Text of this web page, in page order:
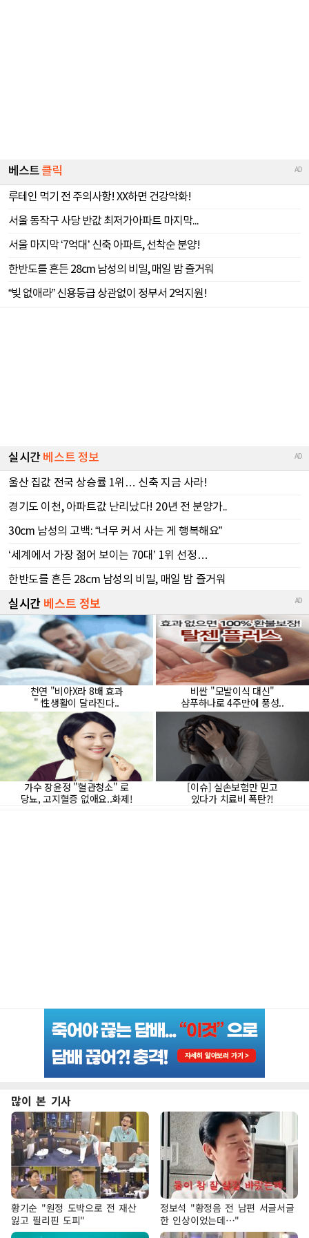
많이 본 기사
황기순 "원정 도박으로 전 재산
잃고 필리핀 도피"
정보석 "황정음 전 남편 서글서글
한 인상이었는데…"